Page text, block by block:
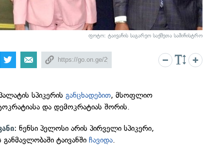
ფოტო: ტაივანის საგარეო საქმეთა სამინისტრო
სპიკერისგანცხადებით, მსოფლიო
და დემოკრატიას შორის.
: ნენსი პელოსი არის პირველი სპიკერი,
ტაივანშიჩავიდა.